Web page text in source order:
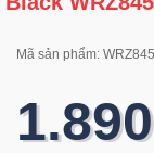
Mã sản phẩm: